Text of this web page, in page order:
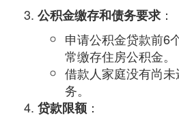
公积金缴存和债务要求 ：
申请公积金贷款前6
常缴存住房公积金。
借款人家庭没有尚
务。
贷款限额 ：